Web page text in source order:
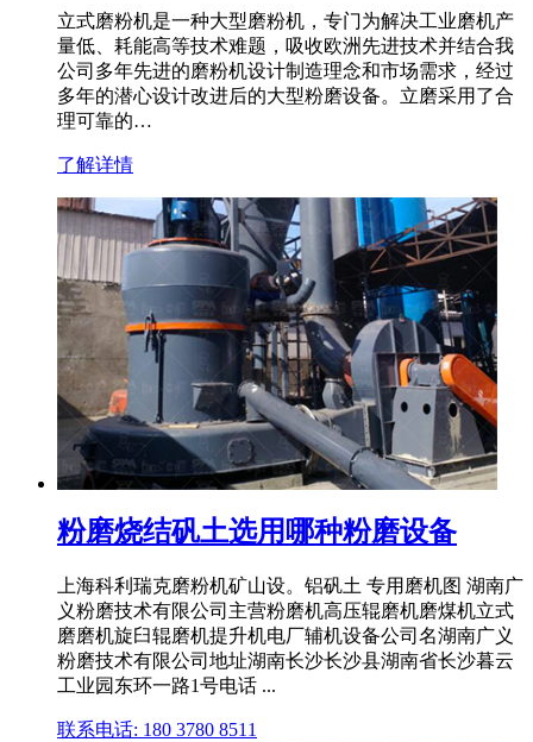
立式磨粉机是一种大型磨粉机，专门为解决工业磨机产
量低、耗能高等技术难题，吸收欧洲先进技术并结合我
公司多年先进的磨粉机设计制造理念和市场需求，经过
多年的潜心设计改进后的大型粉磨设备。立磨采用了合
理可靠的…
了解详情
粉磨烧结矾土选用哪种粉磨设备
上海科利瑞克磨粉机矿山设。铝矾土 专用磨机图 湖南广
义粉磨技术有限公司主营粉磨机高压辊磨机磨煤机立式
磨磨机旋臼辊磨机提升机电厂辅机设备公司名湖南广义
粉磨技术有限公司地址湖南长沙长沙县湖南省长沙暮云
工业园东环一路1号电话 ...
联系电话: 180 3780 8511